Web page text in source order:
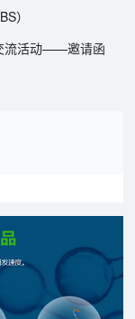
）
流活动——邀请函